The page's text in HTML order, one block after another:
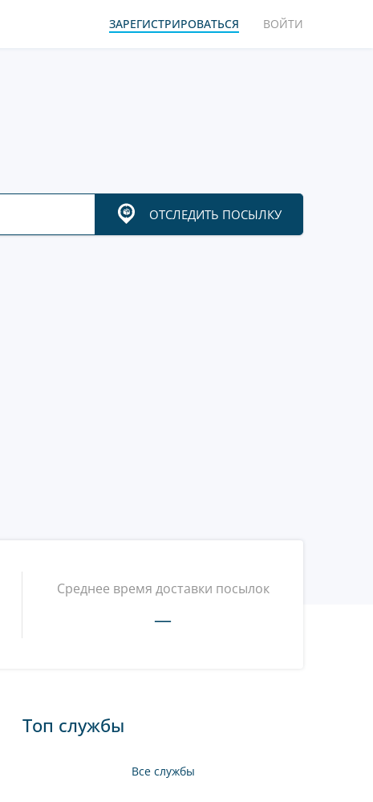
ЗАРЕГИСТРИРОВАТЬСЯ ВОЙТИ
ОТСЛЕДИТЬ ПОСЫЛКУ
Среднее время доставки посылок
—
Топ службы
Все службы